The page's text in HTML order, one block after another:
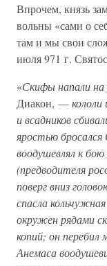
Впрочем, князь
вольны «сами о
там и мы свои
июля 971 г.
«Скифы напали на
Диакон, —
и всадников
яростью
воодушевлял к
(предводителя
поверг вниз
спасла
окружен рядами
копий; он перебил
Анемаса